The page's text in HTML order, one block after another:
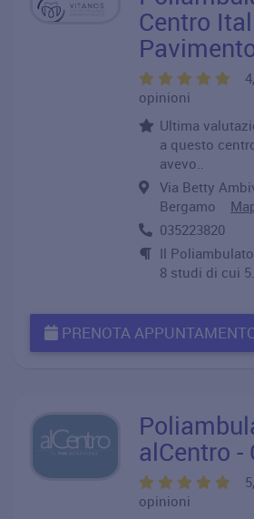
Centro
opinioni
Ultima
a questo
avevo..
Via Betty
Bergamo
035223820
Il
8 studi di cui
PRENOTA
alCentro -
opinioni